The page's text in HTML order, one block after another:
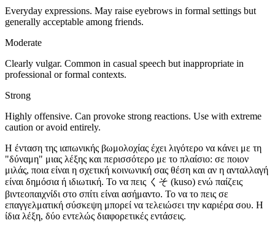
Everyday expressions. May raise eyebrows in formal settings but
generally acceptable among friends.
Moderate
Clearly vulgar. Common in casual speech but inappropriate in
professional or formal contexts.
Strong
Highly offensive. Can provoke strong reactions. Use with extreme
caution or avoid entirely.
Η ένταση της ιαπωνικής βωμολοχίας έχει λιγότερο να κάνει με τη
"δύναμη" μιας λέξης και περισσότερο με το πλαίσιο: σε ποιον
μιλάς, ποια είναι η σχετική κοινωνική σας θέση και αν η ανταλλαγή
είναι δημόσια ή ιδιωτική. Το να πεις くそ (kuso) ενώ παίζεις
βιντεοπαιχνίδι στο σπίτι είναι ασήμαντο. Το να το πεις σε
επαγγελματική σύσκεψη μπορεί να τελειώσει την καριέρα σου. Η
ίδια λέξη, δύο εντελώς διαφορετικές εντάσεις.